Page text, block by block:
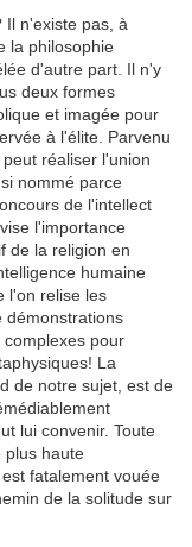
Il n'existe pas, à
la philosophie
d'autre part. Il n'y
deux formes
et imagée pour
à l'élite. Parvenu
réaliser l'union
nommé parce
de l'intellect
l'importance
de la religion en
humaine
l'on relise les
démonstrations
pour
La
de notre sujet, est de
lui convenir. Toute
plus haute
fatalement vouée
de la solitude sur